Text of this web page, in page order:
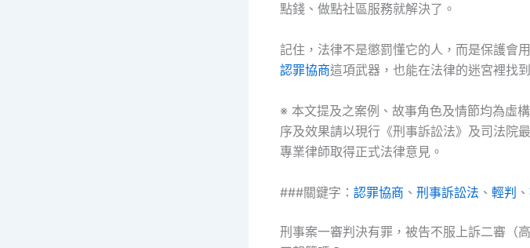
點錢、做點社區服務就解決了。
記住，法律不是懲罰懂它的人，而是保護會
認罪協商這項武器，也能在法律的迷宮裡找
※ 本文提及之案例、故事角色及情節均為虛
序及效果請以現行《刑事訴訟法》及司法院
專業律師取得正式法律意見。
###關鍵字： 認罪協商 、 刑事訴訟法 、 輕判 、
刑事案一審判決有罪，被告不服上訴二審（